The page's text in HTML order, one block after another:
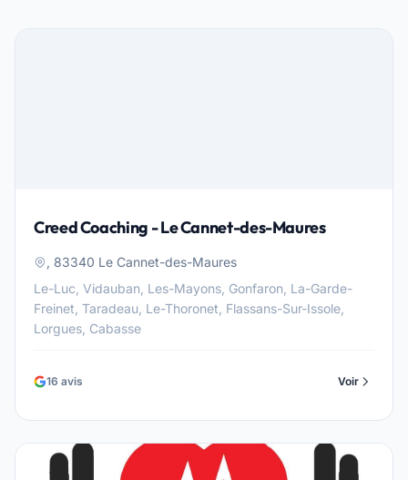
Creed Coaching - Le Cannet-des-Maures
, 83340 Le Cannet-des-Maures
Le-Luc, Vidauban, Les-Mayons, Gonfaron, La-Garde-
Freinet, Taradeau, Le-Thoronet, Flassans-Sur-Issole,
Lorgues, Cabasse
16 avis Voir